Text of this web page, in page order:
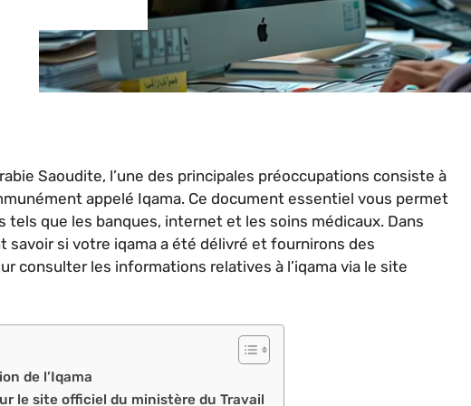
Saoudite, l’une des principales préoccupations consiste à
appelé Iqama. Ce document essentiel vous permet
tels que les banques, internet et les soins médicaux. Dans
si votre iqama a été délivré et fournirons des
consulter les informations relatives à l’iqama via le site
de l’Iqama
le site officiel du ministère du Travail